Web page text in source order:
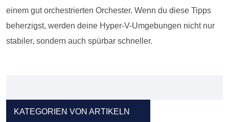
einem gut orchestrierten Orchester. Wenn du diese Tipps
beherzigst, werden deine Hyper-V-Umgebungen nicht nur
stabiler, sondern auch spürbar schneller.
KATEGORIEN VON ARTIKELN